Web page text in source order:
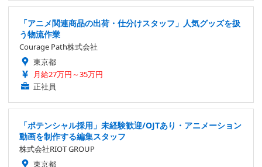
「アニメ関連商品の出荷・仕分けスタッフ」人気グッズを扱
う物流作業
Courage Path株式会社
東京都
月給27万円～35万円
正社員
「ポテンシャル採用」未経験歓迎/OJTあり・アニメーション
動画を制作する編集スタッフ
株式会社RIOT GROUP
東京都